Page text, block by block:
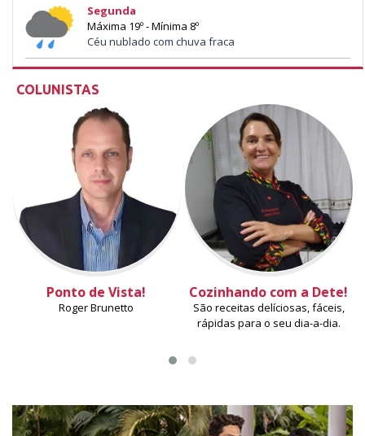
Segunda
Máxima 19º - Mínima 8º
Céu nublado com chuva fraca
COLUNISTAS
Ponto de Vista!
Roger Brunetto
Cozinhando com a Dete!
São receitas delíciosas, fáceis,
rápidas para o seu dia-a-dia.